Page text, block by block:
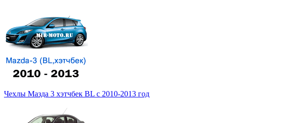
Чехлы Мазда 3 хэтчбек BL с 2010-2013 год